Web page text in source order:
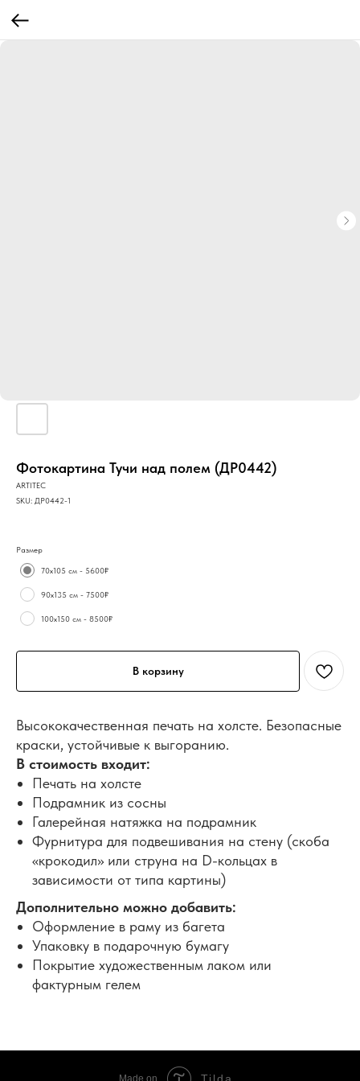
Фотокартина Тучи над полем (ДР0442)
ARTITEC
SKU: ДР0442-1
Размер
70х105 см - 5600₽
90х135 см - 7500₽
100х150 см - 8500₽
В корзину
Высококачественная печать на холсте. Безопасные
краски, устойчивые к выгоранию.
В стоимость входит:
Печать на холсте
Подрамник из сосны
Галерейная натяжка на подрамник
Фурнитура для подвешивания на стену (скоба
«крокодил» или струна на D-кольцах в
зависимости от типа картины)
Дополнительно можно добавить:
Оформление в раму из багета
Упаковку в подарочную бумагу
Покрытие художественным лаком или
фактурным гелем